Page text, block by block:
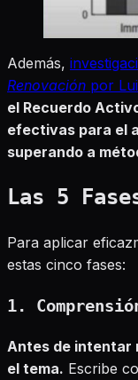
Además,
Renovación por
el Recuerdo
efectivas para el
superando a
Las 5
Para aplicar
estas cinco fases:
1.
Antes de intentar
el tema. Escribe